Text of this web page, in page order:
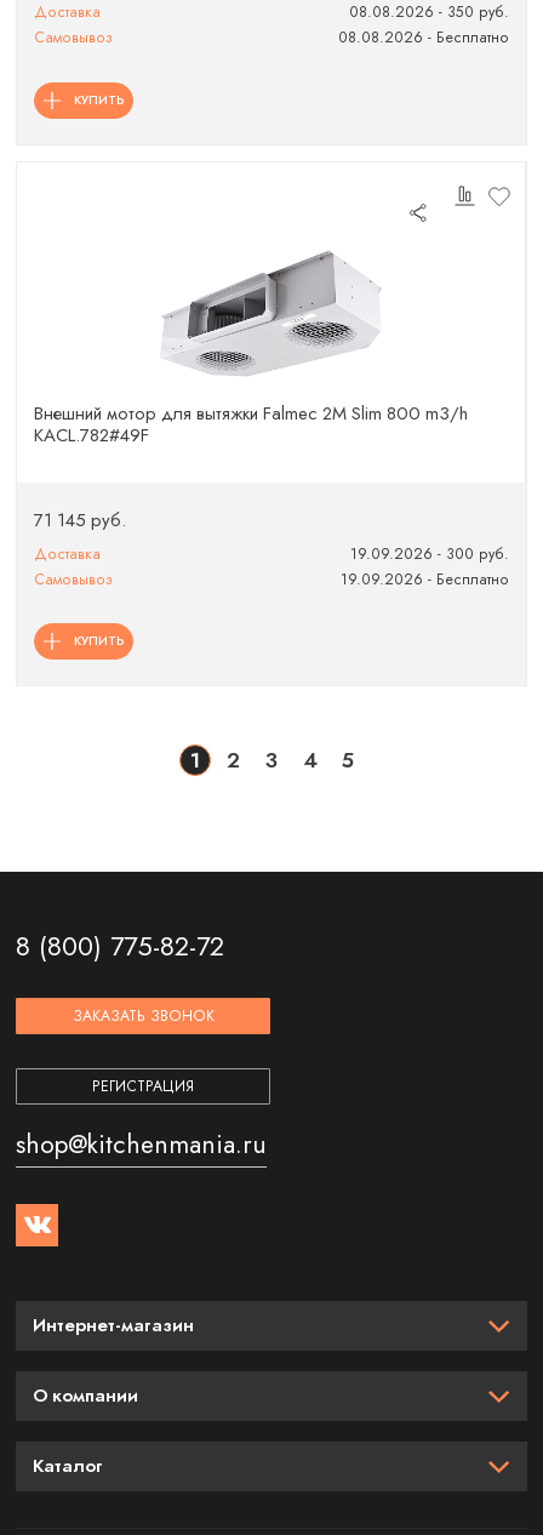
Доставка
08.08.2026 - 350 руб.
Самовывоз
08.08.2026 - Бесплатно
КУПИТЬ
Внешний мотор для вытяжки Falmec 2M Slim 800 m3/h
KACL.782#49F
71 145 руб.
Доставка
19.09.2026 - 300 руб.
Самовывоз
19.09.2026 - Бесплатно
КУПИТЬ
1 2 3 4 5
8 (800) 775-82-72
ЗАКАЗАТЬ ЗВОНОК
РЕГИСТРАЦИЯ
shop@kitchenmania.ru
Интернет-магазин
О компании
Каталог